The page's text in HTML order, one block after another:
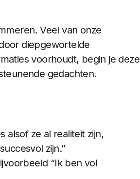
Veel van onze
diepgewortelde
voorhoudt, begin je deze
gedachten.
alsof ze al realiteit zijn,
zijn.”
“Ik ben vol